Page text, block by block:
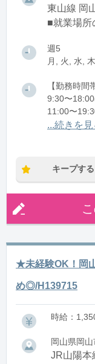
東山線 岡
■就業場所
週5
月, 火, 水,
【勤務時
9:30〜
11:00〜
...続きを見
キープする
★未経験OK！岡
め◎/H139715
時給：
岡山県岡
JR山陽本